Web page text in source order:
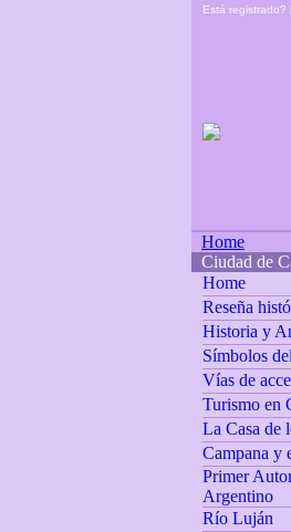
Está registrado?
Home
Ciudad de
Home
Reseña
Historia y
Símbolos
Vías de
Turismo en
La Casa de
Campana y
Primer
Argentino
Río Luján